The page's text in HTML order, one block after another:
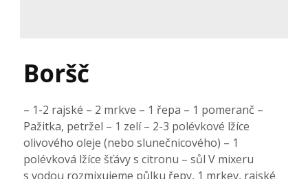
Boršč
– 1-2 rajské – 2 mrkve – 1 řepa – 1 pomeranč –
Pažitka, petržel – 1 zelí – 2-3 polévkové lžíce
olivového oleje (nebo slunečnicového) – 1
polévková lžíce šťávy s citronu – sůl V mixeru
s vodou rozmixujeme půlku řepy, 1 mrkev, rajské